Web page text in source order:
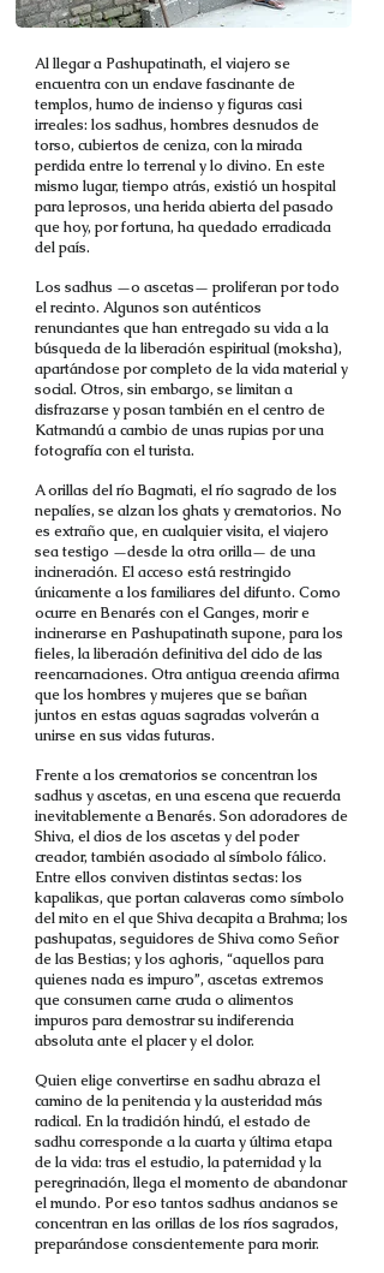
Al llegar a Pashupatinath, el viajero se
encuentra con un enclave fascinante de
templos, humo de incienso y figuras casi
irreales: los sadhus, hombres desnudos de
torso, cubiertos de ceniza, con la mirada
perdida entre lo terrenal y lo divino. En este
mismo lugar, tiempo atrás, existió un hospital
para leprosos, una herida abierta del pasado
que hoy, por fortuna, ha quedado erradicada
del país.
Los sadhus —o ascetas— proliferan por todo
el recinto. Algunos son auténticos
renunciantes que han entregado su vida a la
búsqueda de la liberación espiritual (moksha),
apartándose por completo de la vida material y
social. Otros, sin embargo, se limitan a
disfrazarse y posan también en el centro de
Katmandú a cambio de unas rupias por una
fotografía con el turista.
A orillas del río Bagmati, el río sagrado de los
nepalíes, se alzan los ghats y crematorios. No
es extraño que, en cualquier visita, el viajero
sea testigo —desde la otra orilla— de una
incineración. El acceso está restringido
únicamente a los familiares del difunto. Como
ocurre en Benarés con el Ganges, morir e
incinerarse en Pashupatinath supone, para los
fieles, la liberación definitiva del ciclo de las
reencarnaciones. Otra antigua creencia afirma
que los hombres y mujeres que se bañan
juntos en estas aguas sagradas volverán a
unirse en sus vidas futuras.
Frente a los crematorios se concentran los
sadhus y ascetas, en una escena que recuerda
inevitablemente a Benarés. Son adoradores de
Shiva, el dios de los ascetas y del poder
creador, también asociado al símbolo fálico.
Entre ellos conviven distintas sectas: los
kapalikas, que portan calaveras como símbolo
del mito en el que Shiva decapita a Brahma; los
pashupatas, seguidores de Shiva como Señor
de las Bestias; y los aghoris, “aquellos para
quienes nada es impuro”, ascetas extremos
que consumen carne cruda o alimentos
impuros para demostrar su indiferencia
absoluta ante el placer y el dolor.
Quien elige convertirse en sadhu abraza el
camino de la penitencia y la austeridad más
radical. En la tradición hindú, el estado de
sadhu corresponde a la cuarta y última etapa
de la vida: tras el estudio, la paternidad y la
peregrinación, llega el momento de abandonar
el mundo. Por eso tantos sadhus ancianos se
concentran en las orillas de los ríos sagrados,
preparándose conscientemente para morir.